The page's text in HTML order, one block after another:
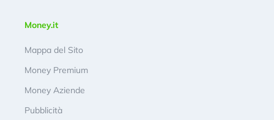
Money.it
Mappa del Sito
Money Premium
Money Aziende
Pubblicità